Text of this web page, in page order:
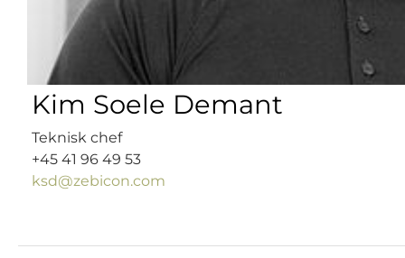
Kim Soele Demant
Teknisk chef
+45 41 96 49 53
ksd@zebicon.com